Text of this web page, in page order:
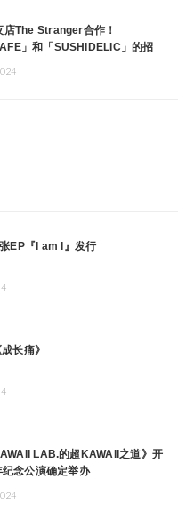
The Stranger合作！
」和「SUSHIDELIC」的招
EP『I am I』发行
长痛》
LAB.的超KAWAII之道》开
念公演确定举办